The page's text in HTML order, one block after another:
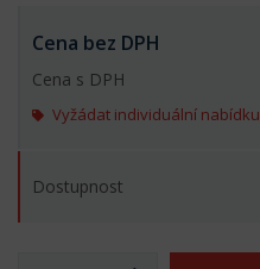
Cena bez DPH
Cena s DPH
Vyžádat individuální nabídku
Dostupnost